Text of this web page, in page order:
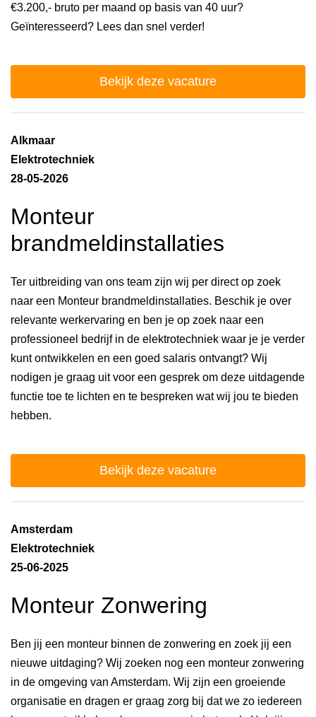
€3.200,- bruto per maand op basis van 40 uur?
Geïnteresseerd? Lees dan snel verder!
Bekijk deze vacature
Alkmaar
Elektrotechniek
28-05-2026
Monteur
brandmeldinstallaties
Ter uitbreiding van ons team zijn wij per direct op zoek
naar een Monteur brandmeldinstallaties. Beschik je over
relevante werkervaring en ben je op zoek naar een
professioneel bedrijf in de elektrotechniek waar je je verder
kunt ontwikkelen en een goed salaris ontvangt? Wij
nodigen je graag uit voor een gesprek om deze uitdagende
functie toe te lichten en te bespreken wat wij jou te bieden
hebben.
Bekijk deze vacature
Amsterdam
Elektrotechniek
25-06-2025
Monteur Zonwering
Ben jij een monteur binnen de zonwering en zoek jij een
nieuwe uitdaging? Wij zoeken nog een monteur zonwering
in de omgeving van Amsterdam. Wij zijn een groeiende
organisatie en dragen er graag zorg bij dat we zo iedereen